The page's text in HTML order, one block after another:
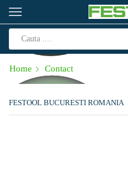
Home Contact
FESTOOL BUCURESTI ROMANIA